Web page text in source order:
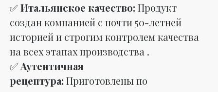
✅Итальянское качество: Продукт
создан компанией с почти 50-летней
историей и строгим контролем качества
на всех этапах производства .
✅Аутентичная
рецептура: Приготовлены по